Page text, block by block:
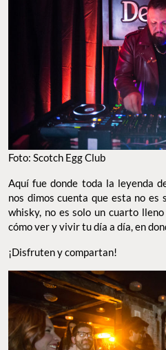
Foto: Scotch Egg Club
Aquí fue donde toda la leyenda
nos dimos cuenta que esta no es
whisky, no es solo un cuarto
cómo ver y vivir tu día a día, en
¡Disfruten y compartan!